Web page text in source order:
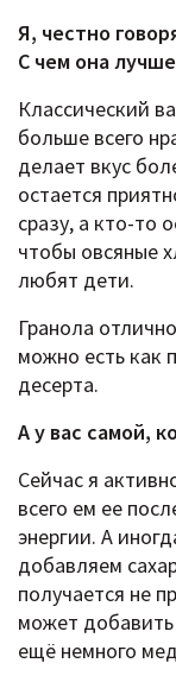
Я, честно
С чем она
Классический
больше всего
делает вкус
остается
сразу, а кто-то
чтобы овсяные
любят дети.
Гранола
можно есть как
десерта.
А у вас самой,
Сейчас я
всего ем ее
энергии. А
добавляем
получается не
может
ещё немного